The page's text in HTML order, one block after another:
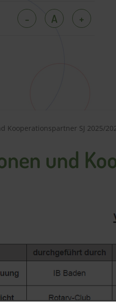
- A +
Kooperationspartner SJ 2025/
und